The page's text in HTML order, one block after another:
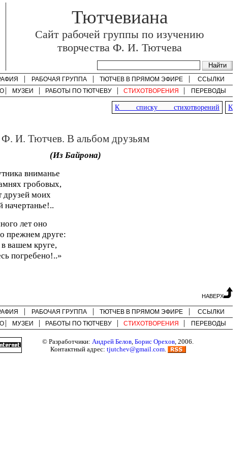
Тютчевиана
Cайт рабочей группы по изучению
творчества Ф. И. Тютчева
РАБОЧАЯ ГРУППА ТЮТЧЕВ В ПРЯМОМ ЭФИРЕ
ССЫЛКИ
МУЗЕИ РАБОТЫ ПО ТЮТЧЕВУ СТИХОТВОРЕНИЯ ПЕРЕВОДЫ
К списку стихотворений
К
Ф. И. Тютчев. В альбом друзьям
(Из Байрона)
вниманье
гробовых,
друзей моих
начертанье!..
лет оно
прежнем друге:
в вашем круге,
погребено!..»
НАВЕРХ
РАБОЧАЯ ГРУППА ТЮТЧЕВ В ПРЯМОМ ЭФИРЕ
ССЫЛКИ
МУЗЕИ РАБОТЫ ПО ТЮТЧЕВУ СТИХОТВОРЕНИЯ ПЕРЕВОДЫ
© Разработчики: Андрей Белов, Борис Орехов, 2006.
Контактный адрес: tjutchev@gmail.com.